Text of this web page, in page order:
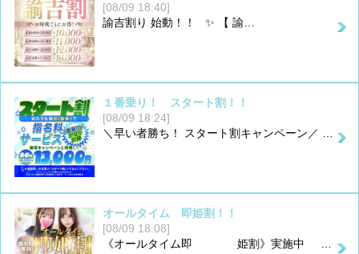
[08/09 18:40]
諭吉割り 始動！！ ✨ 【 諭…
１番乗り！ スタート割！！
[08/09 18:24]
＼早い者勝ち！ スタート割キャンペーン／ …
オールタイム 即姫割！！
[08/09 18:08]
《オールタイム即 姫割》実施中 …